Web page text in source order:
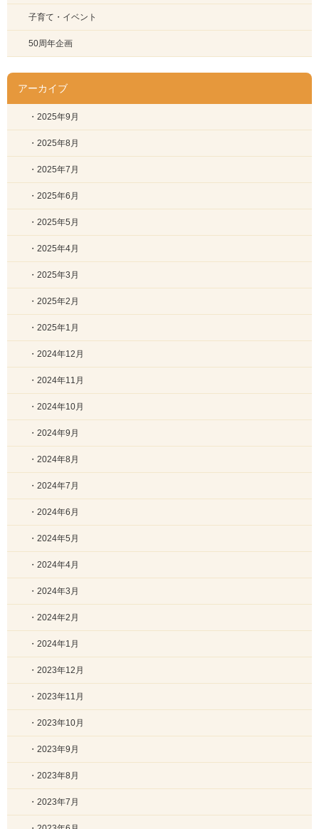
子育て・イベント
50周年企画
アーカイブ
・2025年9月
・2025年8月
・2025年7月
・2025年6月
・2025年5月
・2025年4月
・2025年3月
・2025年2月
・2025年1月
・2024年12月
・2024年11月
・2024年10月
・2024年9月
・2024年8月
・2024年7月
・2024年6月
・2024年5月
・2024年4月
・2024年3月
・2024年2月
・2024年1月
・2023年12月
・2023年11月
・2023年10月
・2023年9月
・2023年8月
・2023年7月